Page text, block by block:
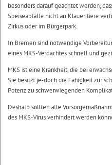
besonders darauf geachtet werden,
Speiseabfälle nicht an Klauentiere
Zirkus oder im Bürgerpark.
In Bremen sind notwendige
eines MKS-Verdachtes schnell und
MKS ist eine Krankheit, die bei
Sie besitzt je-doch die Fähigkeit zur
Potenz zu schwerwiegenden
Deshalb sollten alle
des MKS-Virus verhindert werden